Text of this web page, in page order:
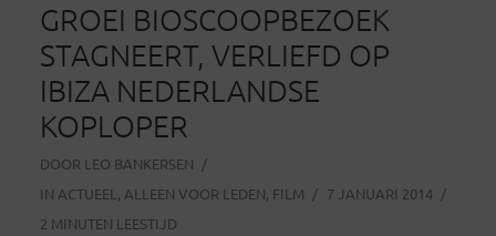
GROEI BIOSCOOPBEZOEK
STAGNEERT, VERLIEFD OP
IBIZA NEDERLANDSE
KOPLOPER
DOOR LEO BANKERSEN
IN ACTUEEL , ALLEEN VOOR LEDEN, FILM
7 JANUARI 2014
2 MINUTEN LEESTIJD